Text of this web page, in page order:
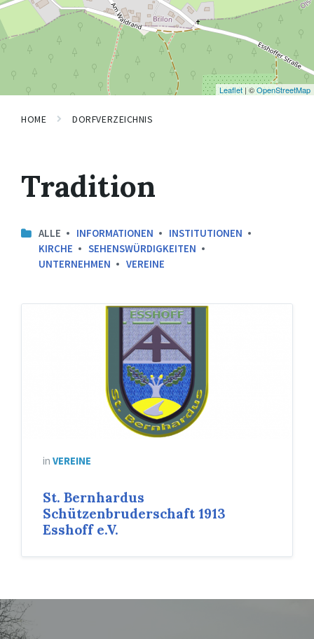
Leaflet| ©OpenStreetMap
HOME DORFVERZEICHNIS
Tradition
ALLE INFORMATIONEN
INSTITUTIONEN
KIRCHE
SEHENSWÜRDIGKEITEN
UNTERNEHMEN
VEREINE
in VEREINE
St. Bernhardus
Schützenbruderschaft 1913
Esshoff e.V.